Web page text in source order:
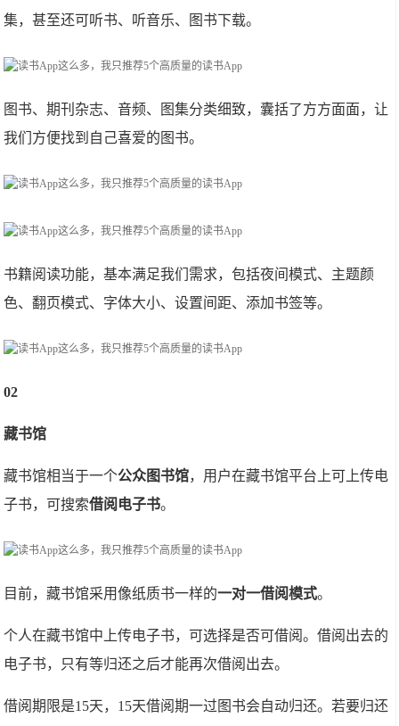
集，甚至还可听书、听音乐、图书下载。
图书、期刊杂志、音频、图集分类细致，囊括了方方面面，让
我们方便找到自己喜爱的图书。
书籍阅读功能，基本满足我们需求，包括夜间模式、主题颜
色、翻页模式、字体大小、设置间距、添加书签等。
02
藏书馆
藏书馆相当于一个公众图书馆，用户在藏书馆平台上可上传电
子书，可搜索借阅电子书。
目前，藏书馆采用像纸质书一样的一对一借阅模式。
个人在藏书馆中上传电子书，可选择是否可借阅。借阅出去的
电子书，只有等归还之后才能再次借阅出去。
借阅期限是15天，15天借阅期一过图书会自动归还。若要归还